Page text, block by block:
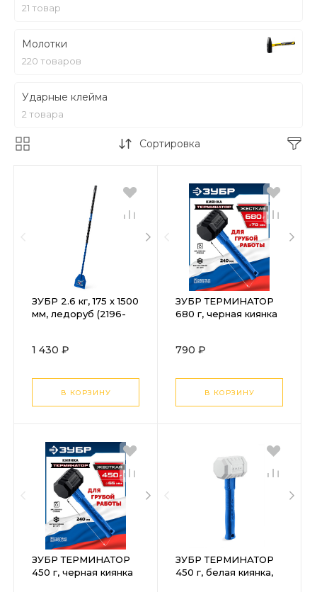
21 товар
Молотки
220 товаров
Ударные клейма
2 товара
Сортировка
ЗУБР 2.6 кг, 175 х 1500
мм, ледоруб (2196-
1 430 ₽
В КОРЗИНУ
ЗУБР ТЕРМИНАТОР
680 г, черная киянка
790 ₽
В КОРЗИНУ
ЗУБР ТЕРМИНАТОР
450 г, черная киянка
ЗУБР ТЕРМИНАТОР
450 г, белая киянка,